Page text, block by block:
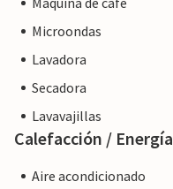
Microondas
Lavadora
Secadora
Lavavajillas
Calefacción / Energía
Aire acondicionado